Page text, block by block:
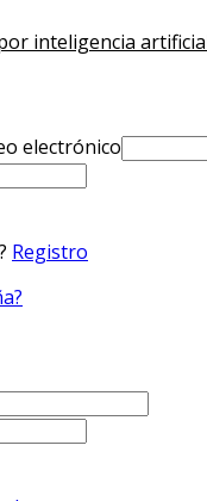
inteligencia
electrónico
Registro